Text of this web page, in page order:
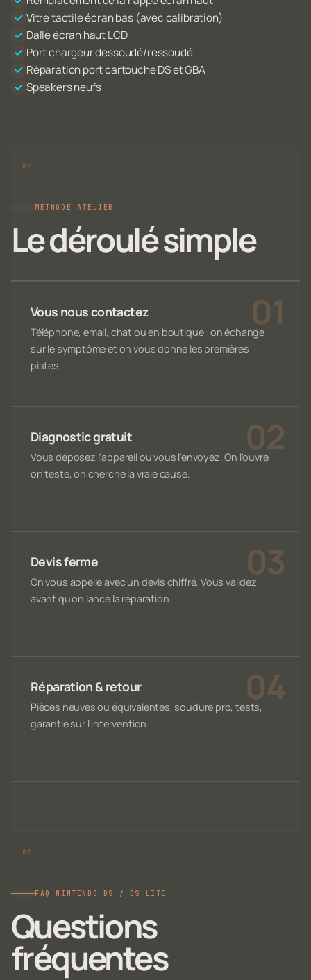
Vitre tactile écran bas (avec calibration)
Dalle écran haut LCD
Port chargeur dessoudé/ressoudé
Réparation port cartouche DS et GBA
Speakers neufs
MÉTHODE ATELIER
Le déroulé simple
Vous nous contactez
Téléphone, email, chat ou en boutique : on échange
sur le symptôme et on vous donne les premières
pistes.
Diagnostic gratuit
Vous déposez l'appareil ou vous l'envoyez. On l'ouvre,
on teste, on cherche la vraie cause.
Devis ferme
On vous appelle avec un devis chiffré. Vous validez
avant qu'on lance la réparation.
Réparation & retour
Pièces neuves ou équivalentes, soudure pro, tests,
garantie sur l'intervention.
FAQ NINTENDO DS / DS LITE
Questions
fréquentes